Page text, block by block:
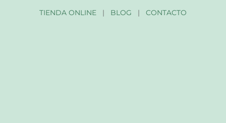
TIENDA ONLINE| BLOG | CONTACTO